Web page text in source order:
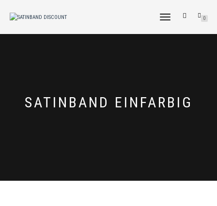
NAVIGATION
0
SATINBAND EINFARBIG